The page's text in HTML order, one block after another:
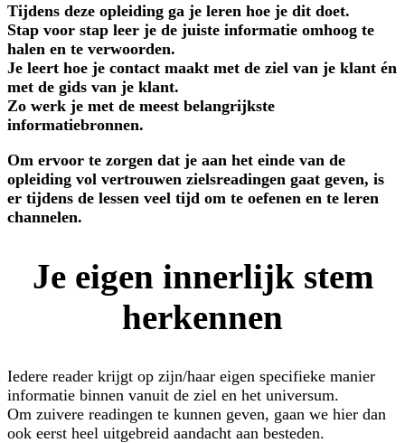
Tijdens deze opleiding ga je leren hoe je dit doet.
Stap voor stap leer je de juiste informatie omhoog te
halen en te verwoorden.
Je leert hoe je contact maakt met de ziel van je klant én
met de gids van je klant.
Zo werk je met de meest belangrijkste
informatiebronnen.
Om ervoor te zorgen dat je aan het einde van de
opleiding vol vertrouwen zielsreadingen gaat geven, is
er tijdens de lessen veel tijd om te oefenen en te leren
channelen.
Je eigen innerlijk stem
herkennen
Iedere reader krijgt op zijn/haar eigen specifieke manier
informatie binnen vanuit de ziel en het universum.
Om zuivere readingen te kunnen geven, gaan we hier dan
ook eerst heel uitgebreid aandacht aan besteden.